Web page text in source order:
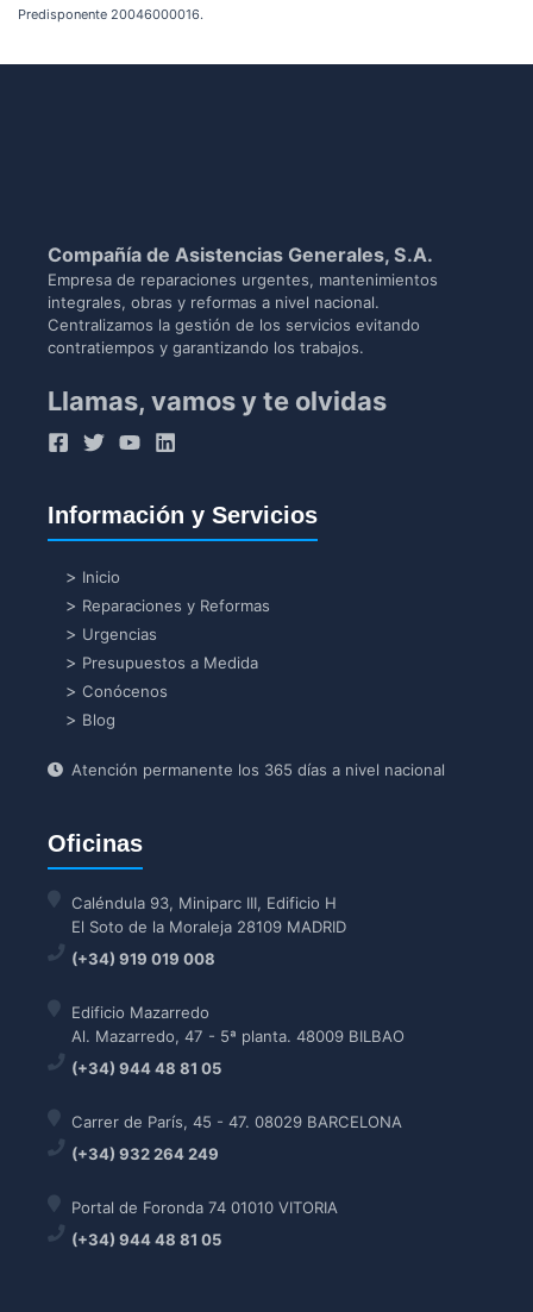
Predisponente 20046000016.
Compañía de Asistencias Generales, S.A.
Empresa de reparaciones urgentes, mantenimientos
integrales, obras y reformas a nivel nacional.
Centralizamos la gestión de los servicios evitando
contratiempos y garantizando los trabajos.
Llamas, vamos y te olvidas
Información y Servicios
Inicio
Reparaciones y Reformas
Urgencias
Presupuestos a Medida
Conócenos
Blog
Atención permanente los 365 días a nivel nacional
Oficinas
Caléndula 93, Miniparc III, Edificio H
El Soto de la Moraleja 28109 MADRID
(+34) 919 019 008
Edificio Mazarredo
Al. Mazarredo, 47 - 5ª planta. 48009 BILBAO
(+34) 944 48 81 05
Carrer de París, 45 - 47. 08029 BARCELONA
(+34) 932 264 249
Portal de Foronda 74 01010 VITORIA
(+34) 944 48 81 05